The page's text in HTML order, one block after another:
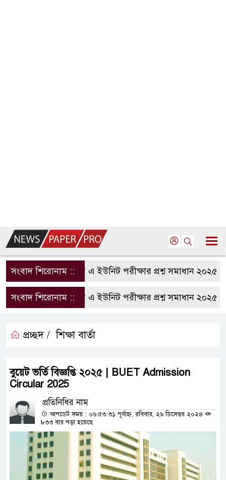
সংবাদ শিরোনাম ::রাবি এ ইউনিট পরীক্ষার প্রশ্ন সমাধান ২০২৫ |
সংবাদ শিরোনাম ::রাবি এ ইউনিট পরীক্ষার প্রশ্ন সমাধান ২০২৫ |
প্রচ্ছদ / শিক্ষা বার্তা
বুয়েট ভর্তি বিজ্ঞপ্তি ২০২৫ | BUET Admission
Circular 2025
প্রতিনিধির নাম
আপডেট সময় : ০৬:৫৩:৩১ পূর্বাহ্ন, রবিবার, ২৯ ডিসেম্বর ২০২৪
৮৩৩ বার পড়া হয়েছে